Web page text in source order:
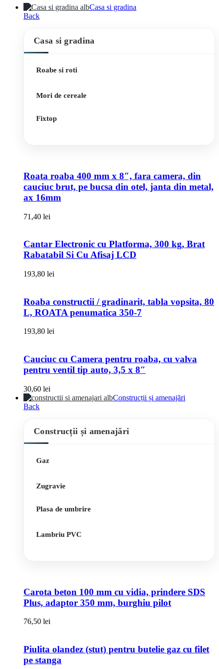
Casa si gradina
Back
Casa si gradina
Roabe si roti
Mori de cereale
Fixtop
Roata roaba 400 mm x 8″, fara camera, din
cauciuc brut, pe bucsa din otel, janta din metal,
ax 16mm
71,40 lei
Cantar Electronic cu Platforma, 300 kg, Brat
Rabatabil Si Cu Afisaj LCD
193,80 lei
Roaba constructii / gradinarit, tabla vopsita, 80
L, ROATA penumatica 350-7
193,80 lei
Cauciuc cu Camera pentru roaba, cu valva
pentru ventil tip auto, 3,5 x 8″
30,60 lei
Construcții și amenajări
Back
Construcții și amenajări
Gaz
Zugravie
Plasa de umbrire
Lambriu PVC
Carota beton 100 mm cu vidia, prindere SDS
Plus, adaptor 350 mm, burghiu pilot
76,50 lei
Piulita olandez (stut) pentru butelie gaz cu filet
pe stanga